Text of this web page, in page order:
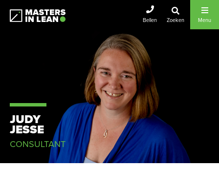
Masters In Lean
Bellen Zoeken Menu
JUDY
JESSE
CONSULTANT